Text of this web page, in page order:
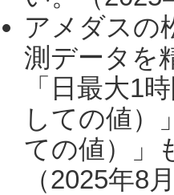
アメダスの
測データを
「日最大1
しての値）
ての値）」
（2025年8